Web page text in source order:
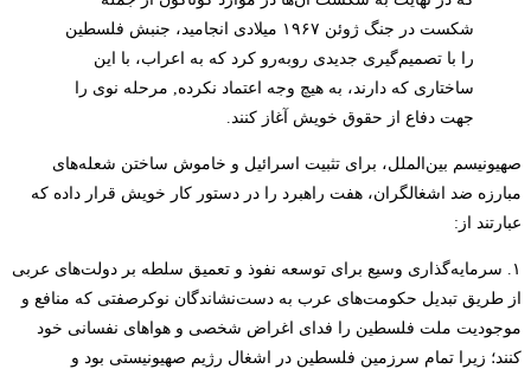
شکست در جنگ ژوئن ۱۹۶۷ میلادی انجامید، جنبش فلسطین
را با تصمیم‌گیری جدیدی روبه‌رو کرد که به اعراب، با این
ساختاری که دارند، به هیچ وجه اعتماد نکرده, مرحله نوی را
جهت دفاع از حقوق خویش آغاز کنند.
صهیونیسم بین‌الملل، برای تثبیت اسرائیل و خاموش ساختن شعله‌های
مبارزه ضد اشغالگران، هفت راهبرد را در دستور کار خویش قرار داده که
عبارتند از:
۱. سرمایه‌گذاری وسیع برای توسعه نفوذ و تعمیق سلطه بر دولت‌های عربی
از طریق تبدیل حکومت‌های عرب به دست‌نشاندگان نوکر‌صفتی که منافع و
موجودیت ملت فلسطین را فدای اغراض شخصی و هواهای نفسانی خود
کنند؛ زیرا تمام سرزمین فلسطین در اشغال رژیم صهیونیستی بود و